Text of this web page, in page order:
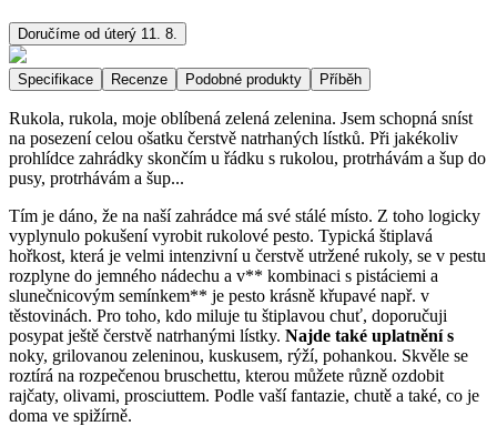
Doručíme od úterý 11. 8.
Specifikace Recenze Podobné produkty Příběh
Rukola, rukola, moje oblíbená zelená zelenina. Jsem schopná sníst
na posezení celou ošatku čerstvě natrhaných lístků. Při jakékoliv
prohlídce zahrádky skončím u řádku s rukolou, protrhávám a šup do
pusy, protrhávám a šup...
Tím je dáno, že na naší zahrádce má své stálé místo. Z toho logicky
vyplynulo pokušení vyrobit rukolové pesto. Typická štiplavá
hořkost, která je velmi intenzivní u čerstvě utržené rukoly, se v pestu
rozplyne do jemného nádechu a v** kombinaci s pistáciemi a
slunečnicovým semínkem** je pesto krásně křupavé např. v
těstovinách. Pro toho, kdo miluje tu štiplavou chuť, doporučuji
posypat ještě čerstvě natrhanými lístky. Najde také uplatnění s
noky, grilovanou zeleninou, kuskusem, rýží, pohankou. Skvěle se
roztírá na rozpečenou bruschettu, kterou můžete různě ozdobit
rajčaty, olivami, prosciuttem. Podle vaší fantazie, chutě a také, co je
doma ve spižírně.